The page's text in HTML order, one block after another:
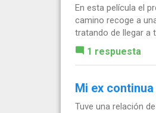
En esta película el
camino recoge a
tratando de llegar a
1 respuesta
Mi ex
Tuve una relación